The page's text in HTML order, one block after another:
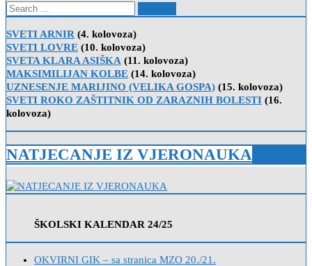
Search
for:
SVETI ARNIR (4. kolovoza)
SVETI LOVRE (10. kolovoza)
SVETA KLARA ASIŠKA (11. kolovoza)
MAKSIMILIJAN KOLBE (14. kolovoza)
UZNESENJE MARIJINO (VELIKA GOSPA) (15. kolovoza)
SVETI ROKO ZAŠTITNIK OD ZARAZNIH BOLESTI (16.
kolovoza)
NATJECANJE IZ VJERONAUKA
ŠKOLSKI KALENDAR 24/25
OKVIRNI GIK – sa stranica MZO 20./21.